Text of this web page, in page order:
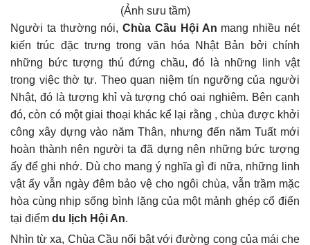
(Ảnh sưu tầm)
Người ta thường nói,Chùa Cầu Hội An mang nhiều nét
kiến trúc đặc trưng trong văn hóa Nhật Bản bởi chính
những bức tượng thú đứng chầu, đó là những linh vật
trong việc thờ tự. Theo quan niệm tín ngưỡng của người
Nhật, đó là tượng khỉ và tượng chó oai nghiêm. Bên cạnh
đó, còn có một giai thoại khác kể lại rằng , chùa được khởi
công xây dựng vào năm Thân, nhưng đến năm Tuất mới
hoàn thành nên người ta đã dựng nên những bức tượng
ấy để ghi nhớ. Dù cho mang ý nghĩa gì đi nữa, những linh
vật ấy vẫn ngày đêm bảo vệ cho ngôi chùa, vẫn trầm mặc
hòa cùng nhịp sống bình lặng của một mảnh ghép cổ điển
tại điểm du lịch Hội An.
Nhìn từ xa, Chùa Cầu nổi bật với đường cong của mái che